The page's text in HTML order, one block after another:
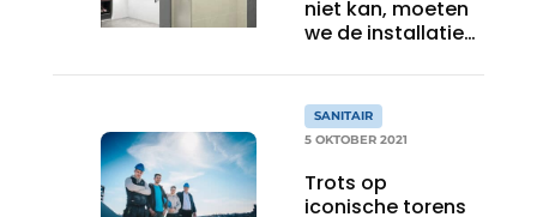
niet kan, moeten
we de installatie
SANITAIR
5 OKTOBER 2021
Trots op
iconische torens